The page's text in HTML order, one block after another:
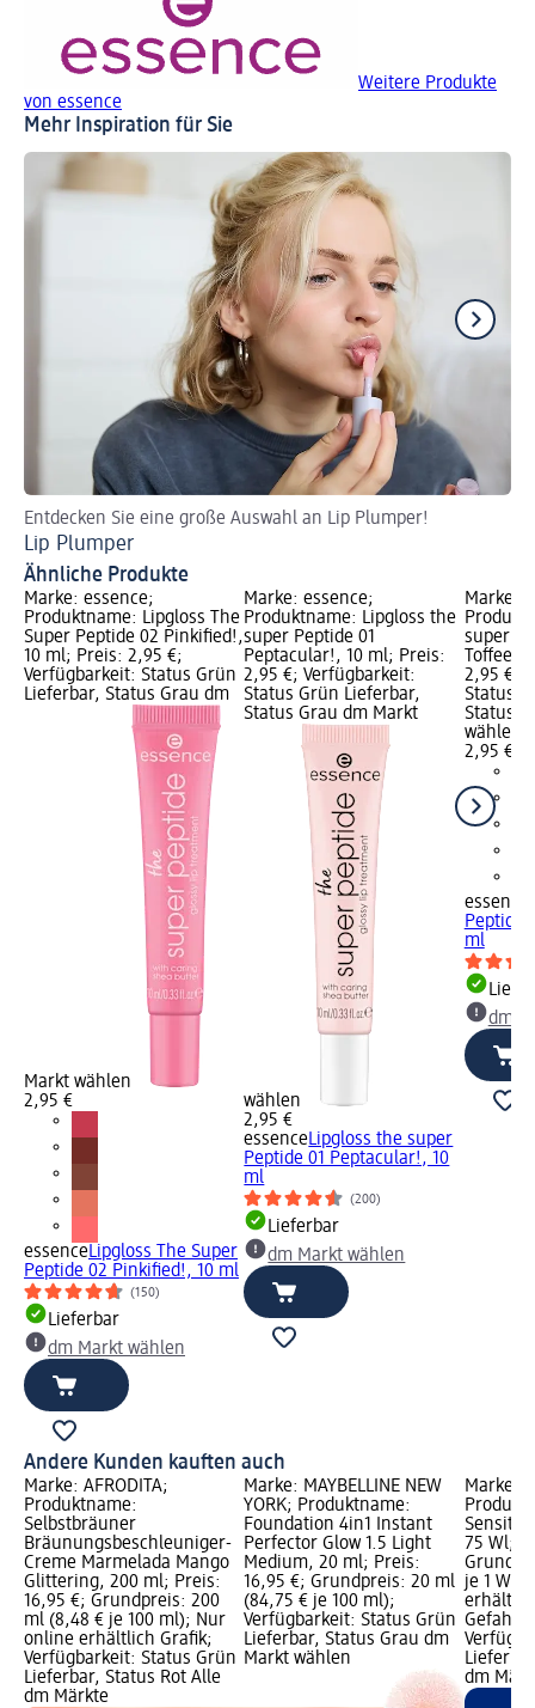
Weitere Produkte
von essence
Mehr Inspiration für Sie
Entdecken Sie eine große Auswahl an Lip Plumper!
Lip Plumper
Ähnliche Produkte
Marke: essence;
Produktname: Lipgloss The
Super Peptide 02 Pinkified!,
10 ml; Preis: 2,95 €;
Verfügbarkeit: Status Grün
Lieferbar, Status Grau dm
Markt wählen
2,95 €
essenceLipgloss The Super
Peptide 02 Pinkified!, 10 ml
(150)
Lieferbar
dm Markt wählen
Marke: essence;
Produktname: Lipgloss the
super Peptide 01
Peptacular!, 10 ml; Preis:
2,95 €; Verfügbarkeit:
Status Grün Lieferbar,
Status Grau dm Markt
wählen
2,95 €
essenceLipgloss the super
Peptide 01 Peptacular!, 10
ml
(200)
Lieferbar
dm Markt wählen
Marke:
super
2,95 €;
Status
Status
wählen
2,95 €
essence
Peptide
ml
dm
Andere Kunden kauften auch
Marke: AFRODITA;
Produktname:
Selbstbräuner
Bräunungsbeschleuniger-
Creme Marmelada Mango
Glittering, 200 ml; Preis:
16,95 €; Grundpreis: 200
ml (8,48 € je 100 ml); Nur
online erhältlich Grafik;
Verfügbarkeit: Status Grün
Lieferbar, Status Rot Alle
dm Märkte
Marke: MAYBELLINE NEW
YORK; Produktname:
Foundation 4in1 Instant
Perfector Glow 1.5 Light
Medium, 20 ml; Preis:
16,95 €; Grundpreis: 20 ml
(84,75 € je 100 ml);
Verfügbarkeit: Status Grün
Lieferbar, Status Grau dm
Markt wählen
Marke:
Sensitiv
75 Wl;
je 1
dm